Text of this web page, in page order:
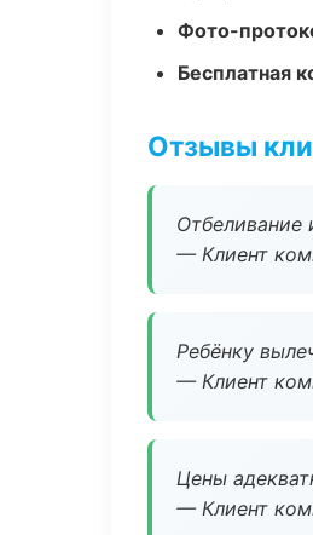
Фото-
Бесплатная
Отзывы
Отбеливание
— Клиент
Ребёнку
— Клиент
Цены
— Клиент